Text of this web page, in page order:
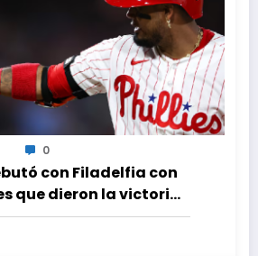
0
con Filadelfia con
que dieron la victoria